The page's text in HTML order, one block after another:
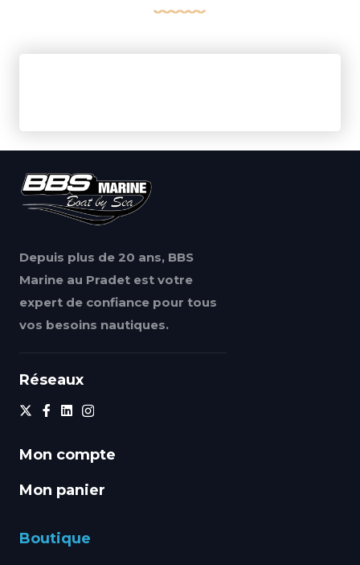
Depuis plus de 20 ans, BBS
Marine au Pradet est votre
expert de confiance pour tous
vos besoins nautiques.
Réseaux
Mon compte
Mon panier
Boutique